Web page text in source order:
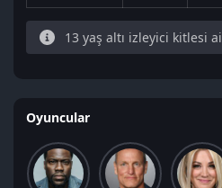
13 yaş altı izleyici kitlesi
Oyuncular